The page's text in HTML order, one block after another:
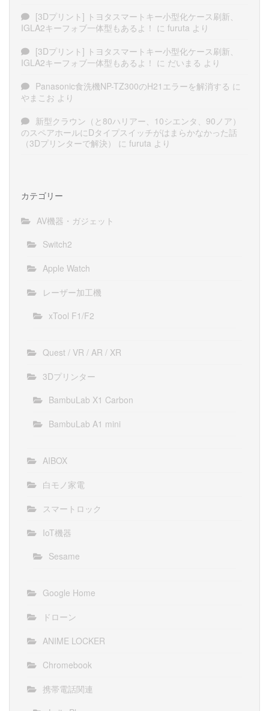
[3Dプリント] トヨタスマートキー小型化ケース刷新、
IGLA2キーフォブ一体型もあるよ！ に furuta より
[3Dプリント] トヨタスマートキー小型化ケース刷新、
IGLA2キーフォブ一体型もあるよ！ に だいまる より
Panasonic食洗機NP-TZ300のH21エラーを解消する に
やまこお より
新型クラウン（と80ハリアー、10シエンタ、90ノア）
のスペアホールにDタイプスイッチがはまらかなかった話
（3Dプリンターで解決）
に furuta より
カテゴリー
AV機器・ガジェット
Switch2
Apple Watch
レーザー加工機
xTool F1/F2
Quest / VR / AR / XR
3Dプリンター
BambuLab X1 Carbon
BambuLab A1 mini
AIBOX
白モノ家電
スマートロック
IoT機器
Sesame
Google Home
ドローン
ANIME LOCKER
Chromebook
携帯電話関連